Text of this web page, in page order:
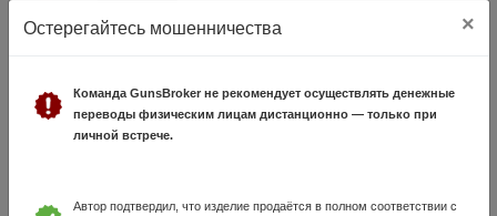
Grand Power T12 АКБС
100 000 руб.
Иркутская область, Ангарск
Настрел не более двух магазинов. Один хозяин. Ствол без
перегородки, из-за чего пистолет обладает высокой точностью и
Остерегайтесь мошенничества ×
Команда GunsBroker не рекомендует осуществлять денежные
переводы физическим лицам дистанционно — только при
личной встрече.
Автор подтвердил, что изделие продаётся в полном соответствии с